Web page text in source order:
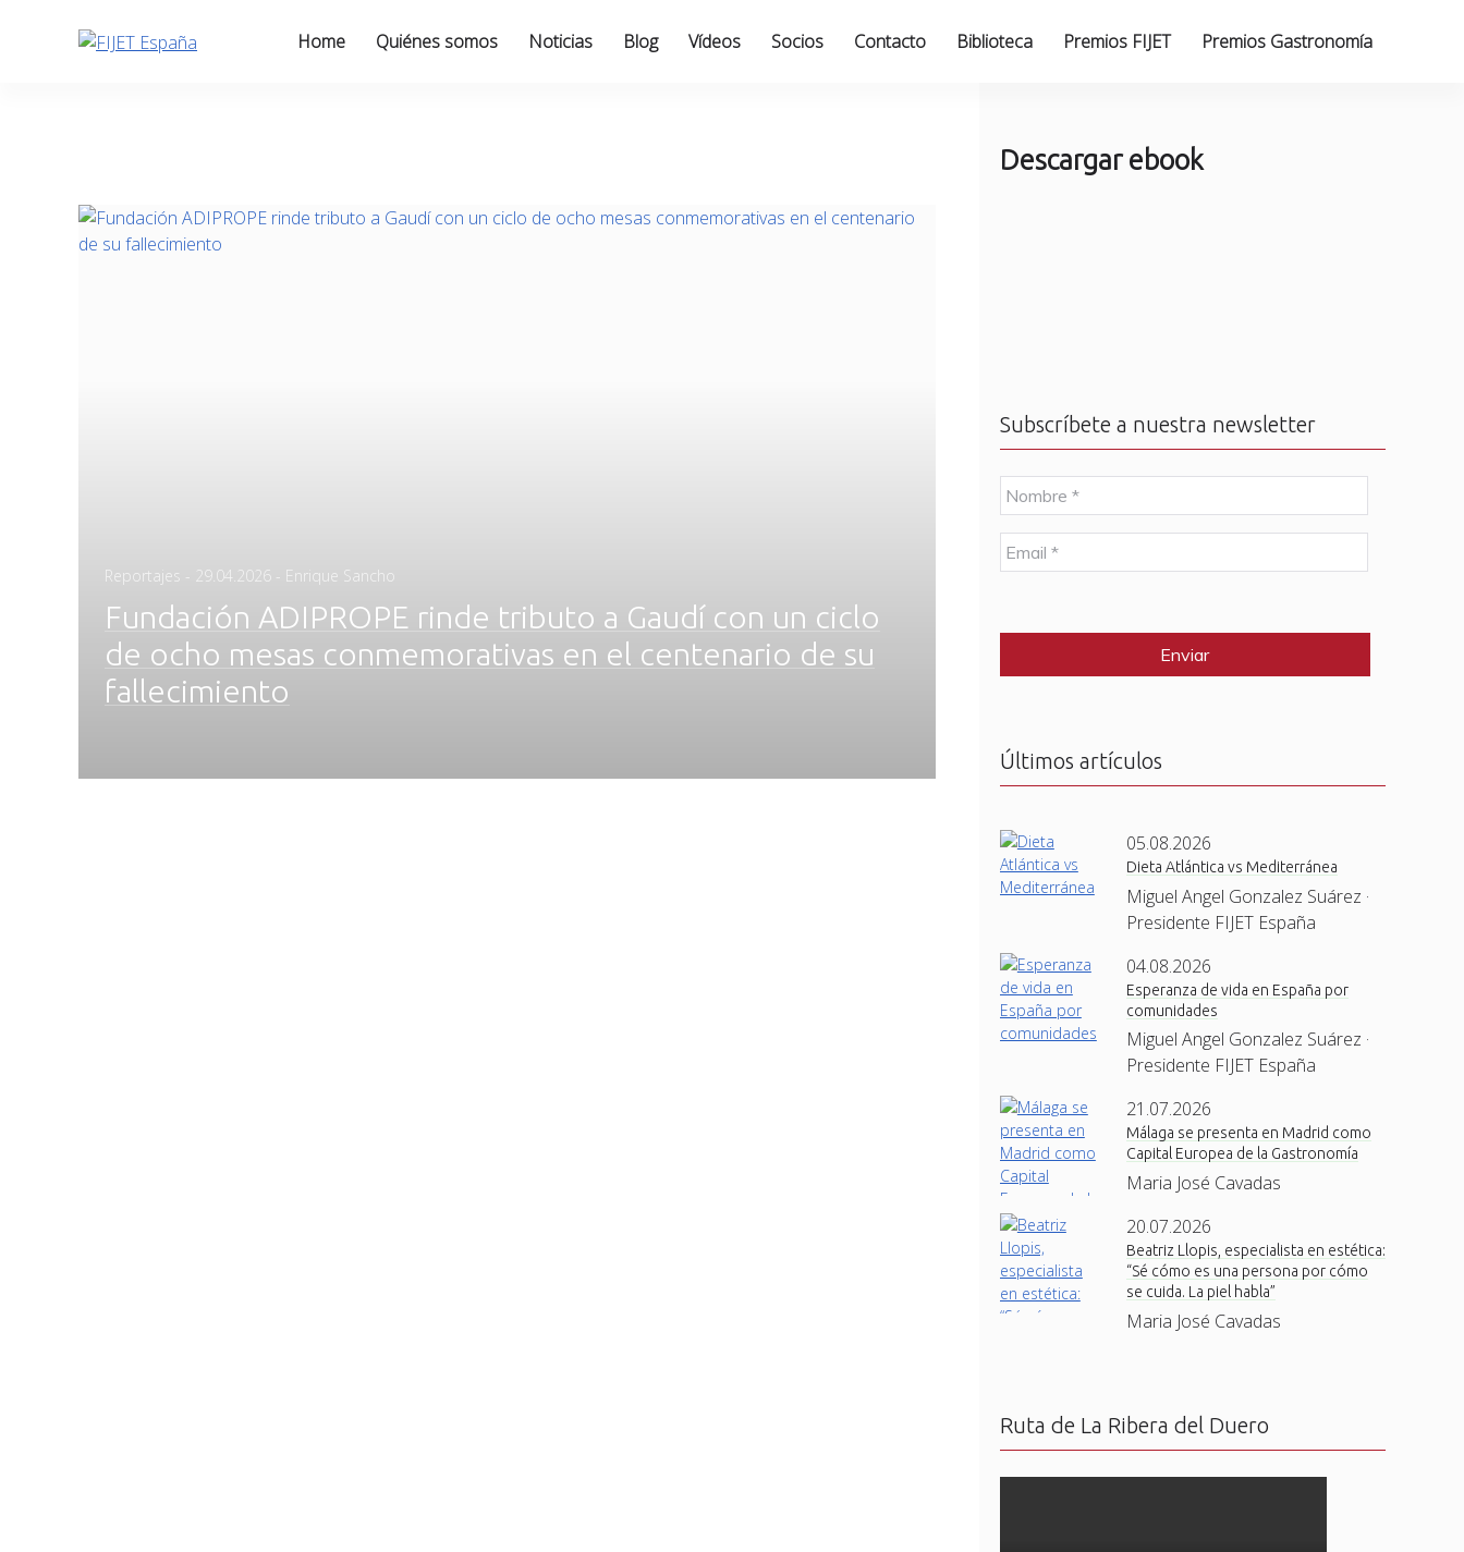
Home Quiénes somos Noticias Blog Vídeos Socios Contacto Biblioteca Premios FIJET Premios Gastronomía
Reportajes - Posted
29.04.2026 - Enrique Sancho
Fundación ADIPROPE rinde tributo a Gaudí con un ciclo
de ocho mesas conmemorativas en el centenario de su
fallecimiento
Descargar ebook
Subscríbete a nuestra newsletter
N
o
m
b
r
E
m
l
Últimos artículos
05.08.2026
Dieta Atlántica vs Mediterránea
Miguel Angel Gonzalez Suárez ·
Presidente FIJET España
04.08.2026
Esperanza de vida en España por
comunidades
Miguel Angel Gonzalez Suárez ·
Presidente FIJET España
21.07.2026
Málaga se presenta en Madrid como
Capital Europea de la Gastronomía
Maria José Cavadas
20.07.2026
Beatriz Llopis, especialista en estética:
“Sé cómo es una persona por cómo
se cuida. La piel habla”
Maria José Cavadas
Ruta de La Ribera del Duero